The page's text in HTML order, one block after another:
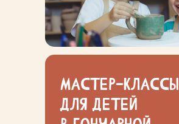
мастер-классы
для детей